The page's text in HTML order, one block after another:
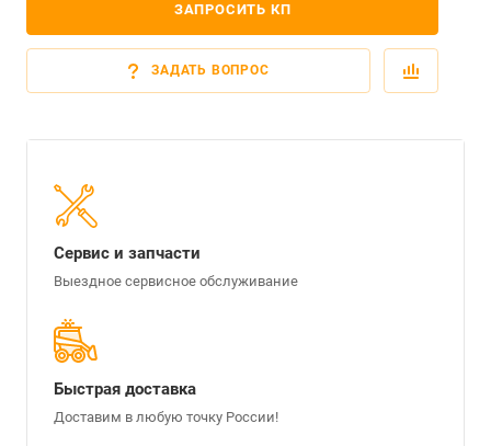
ЗАПРОСИТЬ КП
ЗАДАТЬ ВОПРОС
Сервис и запчасти
Выездное сервисное обслуживание
Быстрая доставка
Доставим в любую точку России!